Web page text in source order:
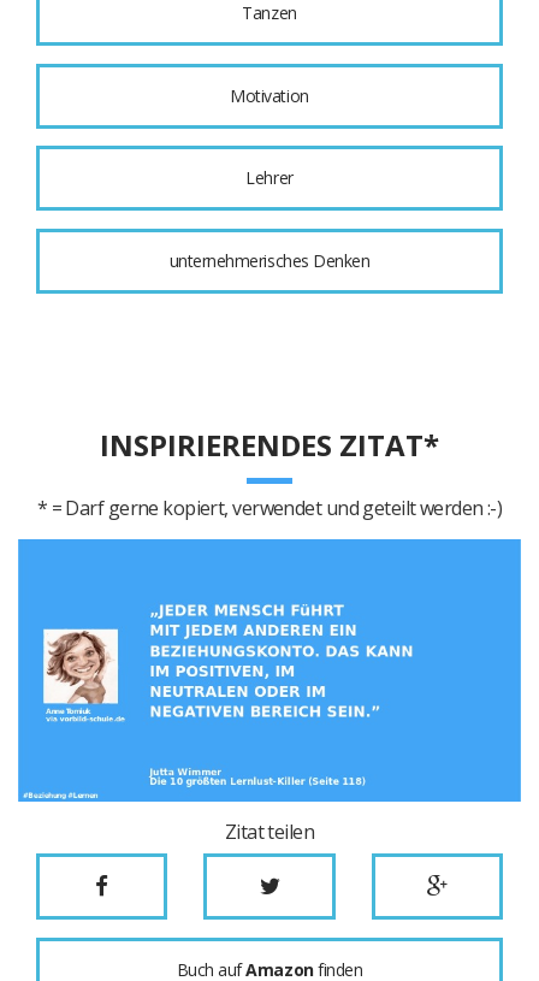
Tanzen
Motivation
Lehrer
unternehmerisches Denken
INSPIRIERENDES ZITAT*
* = Darf gerne kopiert, verwendet und geteilt werden :-)
Zitat teilen
Buch aufAmazonfinden